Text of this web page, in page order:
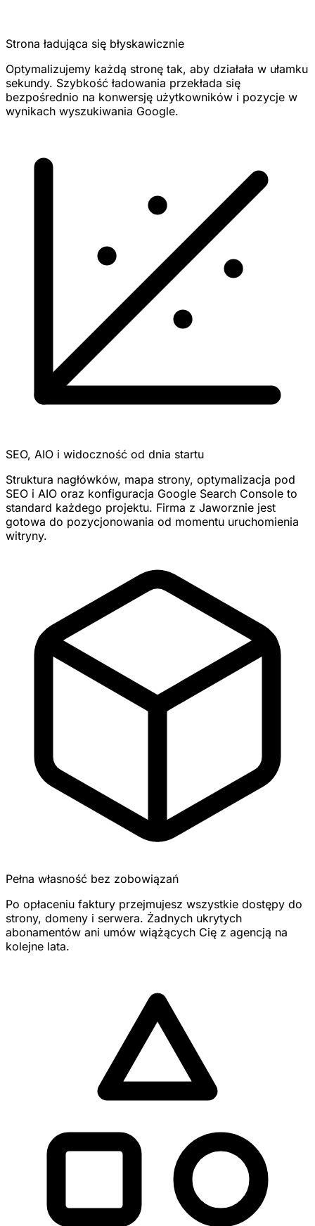
Strona ładująca się błyskawicznie
Optymalizujemy każdą stronę tak, aby działała w ułamku
sekundy. Szybkość ładowania przekłada się
bezpośrednio na konwersję użytkowników i pozycje w
wynikach wyszukiwania Google.
SEO, AIO i widoczność od dnia startu
Struktura nagłówków, mapa strony, optymalizacja pod
SEO i AIO oraz konfiguracja Google Search Console to
standard każdego projektu. Firma z Jaworznie jest
gotowa do pozycjonowania od momentu uruchomienia
witryny.
Pełna własność bez zobowiązań
Po opłaceniu faktury przejmujesz wszystkie dostępy do
strony, domeny i serwera. Żadnych ukrytych
abonamentów ani umów wiążących Cię z agencją na
kolejne lata.